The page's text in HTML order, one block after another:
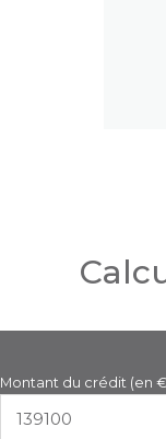
Montant du crédit (en